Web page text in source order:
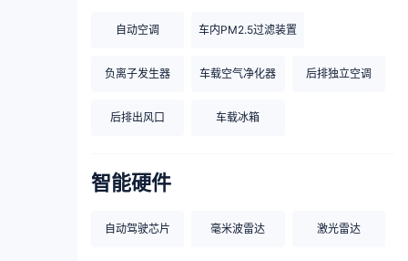
自动空调 车内PM2.5过滤装置
负离子发生器 车载空气净化器 后排独立空调
后排出风口 车载冰箱
智能硬件
自动驾驶芯片 毫米波雷达 激光雷达